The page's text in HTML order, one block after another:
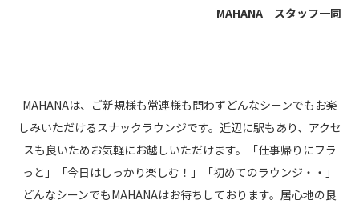
MAHANA スタッフ一同
MAHANAは、ご新規様も常連様も問わずどんなシーンでもお楽
しみいただけるスナックラウンジです。近辺に駅もあり、アクセ
スも良いためお気軽にお越しいただけます。「仕事帰りにフラ
っと」「今日はしっかり楽しむ！」「初めてのラウンジ・・」
どんなシーンでもMAHANAはお待ちしております。居心地の良